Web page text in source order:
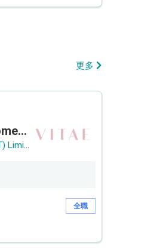
更多
客戶服務主任 Customer Service Officer (銅鑼灣)
Vitae Wellness Beauty (TST) Limited
全職